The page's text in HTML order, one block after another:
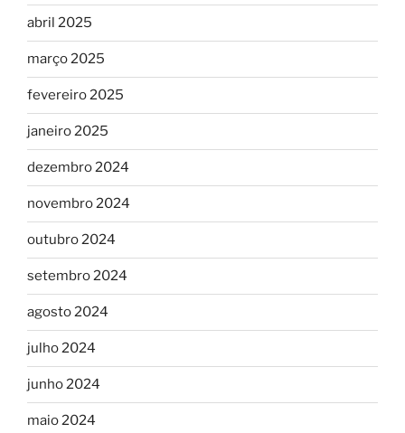
abril 2025
março 2025
fevereiro 2025
janeiro 2025
dezembro 2024
novembro 2024
outubro 2024
setembro 2024
agosto 2024
julho 2024
junho 2024
maio 2024